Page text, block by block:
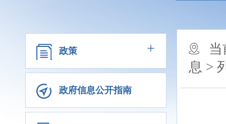
政策 +
政府信息公开指南
息 >